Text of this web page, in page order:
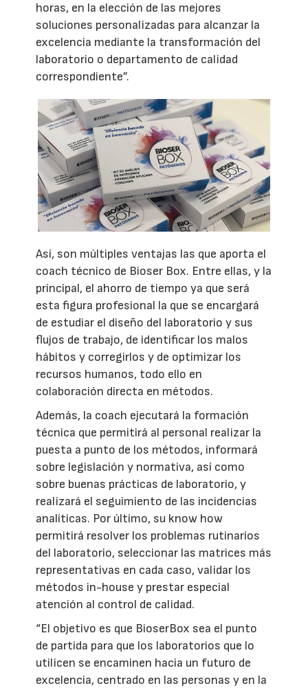
horas, en la elección de las mejores
soluciones personalizadas para alcanzar la
excelencia mediante la transformación del
laboratorio o departamento de calidad
correspondiente”.
Así, son múltiples ventajas las que aporta el
coach técnico de Bioser Box. Entre ellas, y la
principal, el ahorro de tiempo ya que será
esta figura profesional la que se encargará
de estudiar el diseño del laboratorio y sus
flujos de trabajo, de identificar los malos
hábitos y corregirlos y de optimizar los
recursos humanos, todo ello en
colaboración directa en métodos.
Además, la coach ejecutará la formación
técnica que permitirá al personal realizar la
puesta a punto de los métodos, informará
sobre legislación y normativa, así como
sobre buenas prácticas de laboratorio, y
realizará el seguimiento de las incidencias
analíticas. Por último, su know how
permitirá resolver los problemas rutinarios
del laboratorio, seleccionar las matrices más
representativas en cada caso, validar los
métodos in-house y prestar especial
atención al control de calidad.
“El objetivo es que BioserBox sea el punto
de partida para que los laboratorios que lo
utilicen se encaminen hacia un futuro de
excelencia, centrado en las personas y en la